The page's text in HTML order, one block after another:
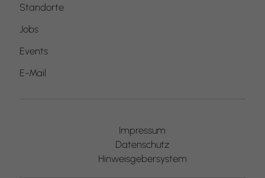
Standorte
Jobs
Events
E-Mail
Impressum
Datenschutz
Hinweisgebersystem